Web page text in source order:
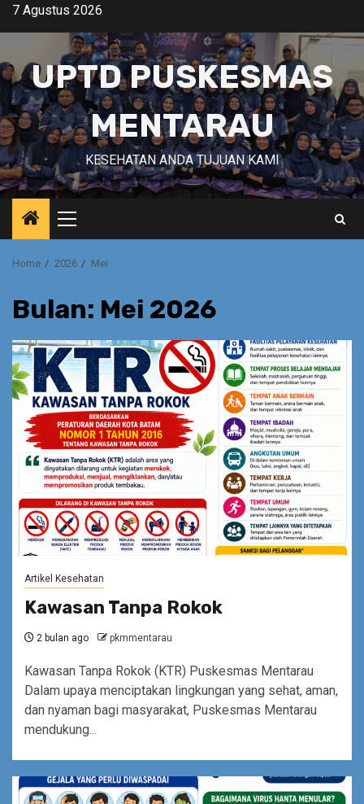
Skip7 Agustus 2026
UPTD PUSKESMAS
MENTARAU
KESEHATAN ANDA TUJUAN KAMI
Primary
Menu
Home 2026 Mei
Bulan: Mei 2026
Artikel Kesehatan
Kawasan Tanpa Rokok
2 bulan ago pkmmentarau
Kawasan Tanpa Rokok (KTR) Puskesmas Mentarau
Dalam upaya menciptakan lingkungan yang sehat, aman,
dan nyaman bagi masyarakat, Puskesmas Mentarau
mendukung...